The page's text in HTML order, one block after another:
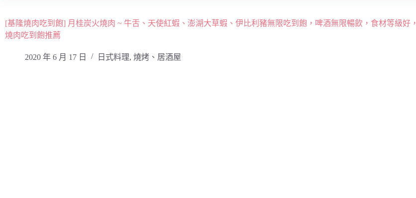
[基隆燒肉吃到飽] 月桂炭火燒肉 ~ 牛舌、天使紅蝦、澎湖大草蝦、伊比利豬無限吃到飽，啤酒無限暢飲，食材等級好，
燒肉吃到飽推薦
2020 年 6 月 17 日 日式料理, 燒烤、居酒屋